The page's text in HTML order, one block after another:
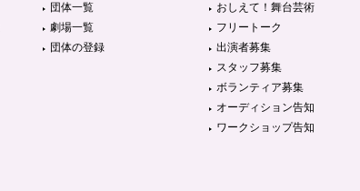
団体一覧
劇場一覧
団体の登録
おしえて！舞台芸術
フリートーク
出演者募集
スタッフ募集
ボランティア募集
オーディション告知
ワークショップ告知